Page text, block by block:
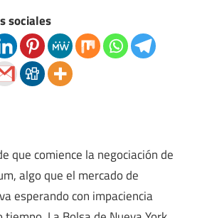
sociales
que comience la negociación de
algo que el mercado de
esperando con impaciencia